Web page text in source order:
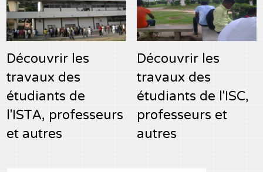
Découvrir les
travaux des
étudiants de
l'ISTA, professeurs
et autres
Découvrir les
travaux des
étudiants de l'ISC,
professeurs et
autres